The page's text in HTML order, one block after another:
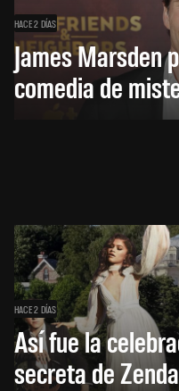
HACE 2 DÍAS
James Marsden
comedia de
HACE 2 DÍAS
Así fue la
secreta de